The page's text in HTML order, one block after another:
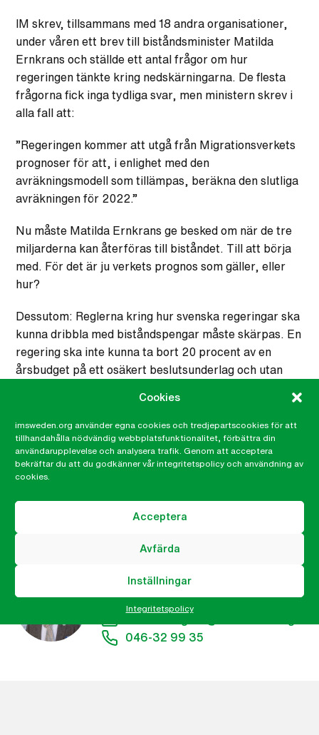
Cookies
imsweden.org använder egna cookies och tredjepartscookies för att
tillhandahålla nödvändig webbplatsfunktionalitet, förbättra din
användarupplevelse och analysera trafik. Genom att acceptera
bekräftar du att du godkänner vår integritetspolicy och användning av
cookies.
Acceptera
Avfärda
Inställningar
Integritetspolicy
IM skrev, tillsammans med 18 andra organisationer,
under våren ett brev till biståndsminister Matilda
Ernkrans och ställde ett antal frågor om hur
regeringen tänkte kring nedskärningarna. De flesta
frågorna fick inga tydliga svar, men ministern skrev i
alla fall att:
”Regeringen kommer att utgå från Migrationsverkets
prognoser för att, i enlighet med den
avräkningsmodell som tillämpas, beräkna den slutliga
avräkningen för 2022.”
Nu måste Matilda Ernkrans ge besked om när de tre
miljarderna kan återföras till biståndet. Till att börja
med. För det är ju verkets prognos som gäller, eller
hur?
Dessutom: Reglerna kring hur svenska regeringar ska
kunna dribbla med biståndspengar måste skärpas. En
regering ska inte kunna ta bort 20 procent av en
årsbudget på ett osäkert beslutsunderlag och utan
försvaret, hade det blivit ett ramaskri.
Enprocentsmålet i biståndet måste värnas på riktigt.
Pengarna måste gå till det de är avsedda för. Att ta
Generalsekreterare
046-32 99 35